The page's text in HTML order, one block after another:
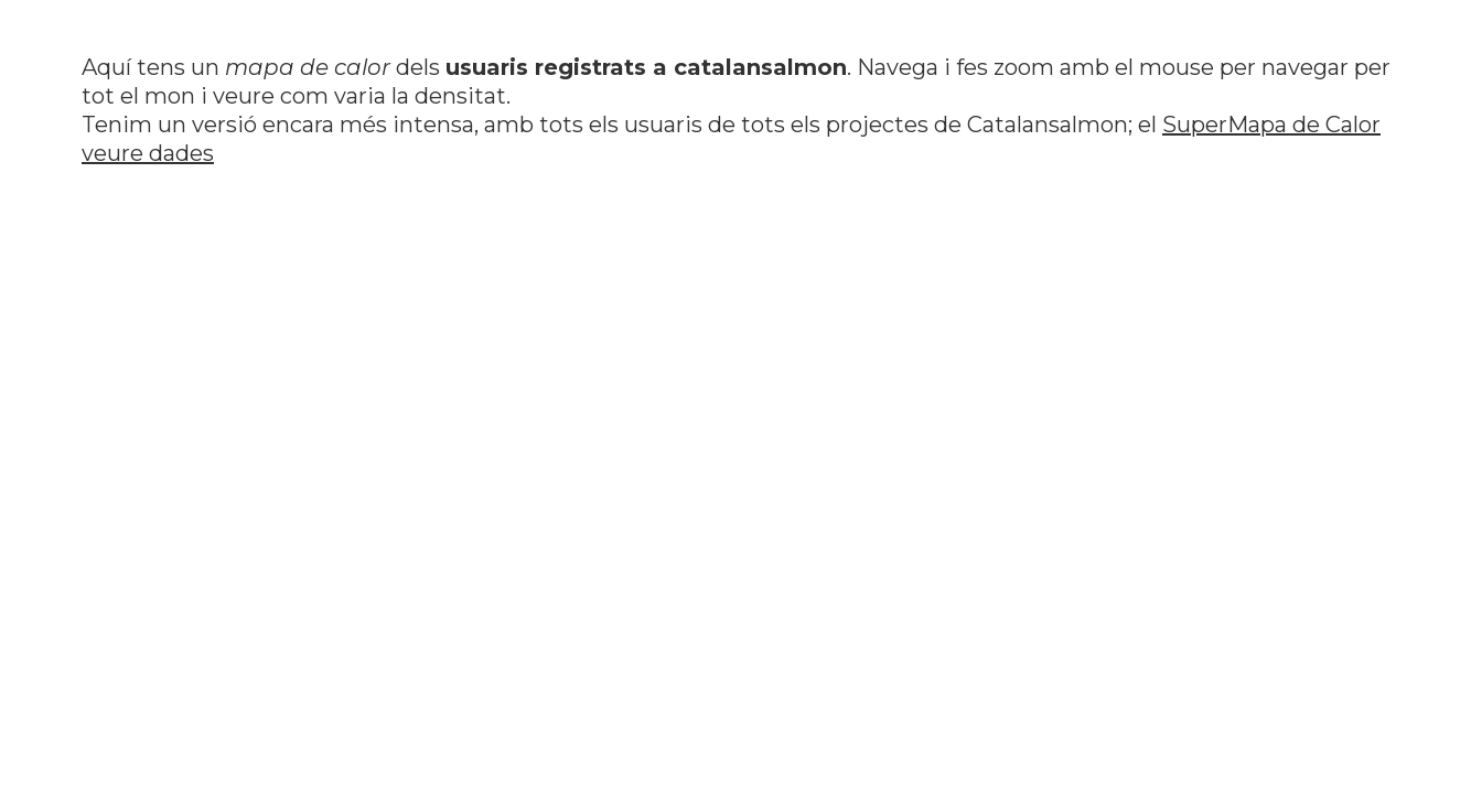
Aquí tens un mapa de calordels usuaris registrats a catalansalmon. Navega i fes zoom amb el mouse per navegar per
tot el mon i veure com varia la densitat.
Tenim un versió encara més intensa, amb tots els usuaris de tots els projectes de Catalansalmon; el SuperMapa de Calor
veure dades